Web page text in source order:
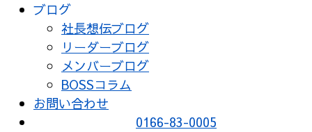
ブログ
社長想伝ブログ
リーダーブログ
メンバーブログ
BOSSコラム
お問い合わせ
0166-83-0005